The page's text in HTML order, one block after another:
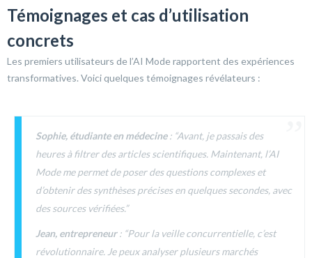
Témoignages et cas d’utilisation
concrets
Les premiers utilisateurs de l’AI Mode rapportent des expériences
transformatives. Voici quelques témoignages révélateurs :
Sophie, étudiante en médecine: “Avant, je passais des
heures à filtrer des articles scientifiques. Maintenant, l’AI
Mode me permet de poser des questions complexes et
d’obtenir des synthèses précises en quelques secondes, avec
des sources vérifiées.”
Jean, entrepreneur: “Pour la veille concurrentielle, c’est
révolutionnaire. Je peux analyser plusieurs marchés